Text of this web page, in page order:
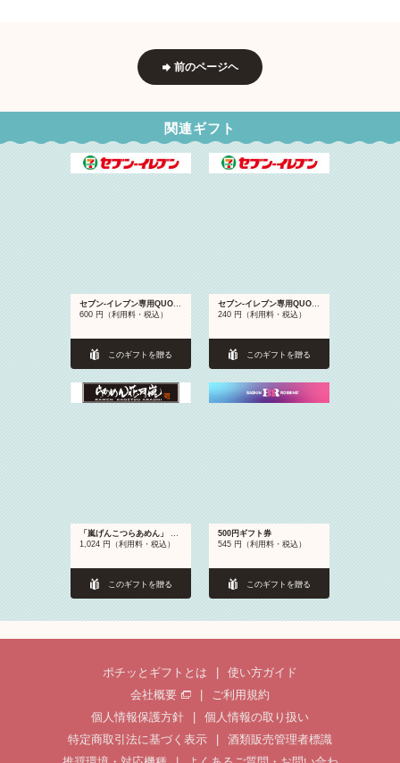
前のページヘ
関連ギフト
セブン‐イレブン専用QUOカードPay 500円分
600 円（利用料・税込）
このギフトを贈る
セブン‐イレブン専用QUOカードPay 200円分
240 円（利用料・税込）
このギフトを贈る
「嵐げんこつらあめん」 3種から1つ（醤油、味噌、塩）
1,024 円（利用料・税込）
このギフトを贈る
500円ギフト券
545 円（利用料・税込）
このギフトを贈る
ポチッとギフトとは
使い方ガイド
会社概要
ご利用規約
個人情報保護方針
個人情報の取り扱い
特定商取引法に基づく表示
酒類販売管理者標識